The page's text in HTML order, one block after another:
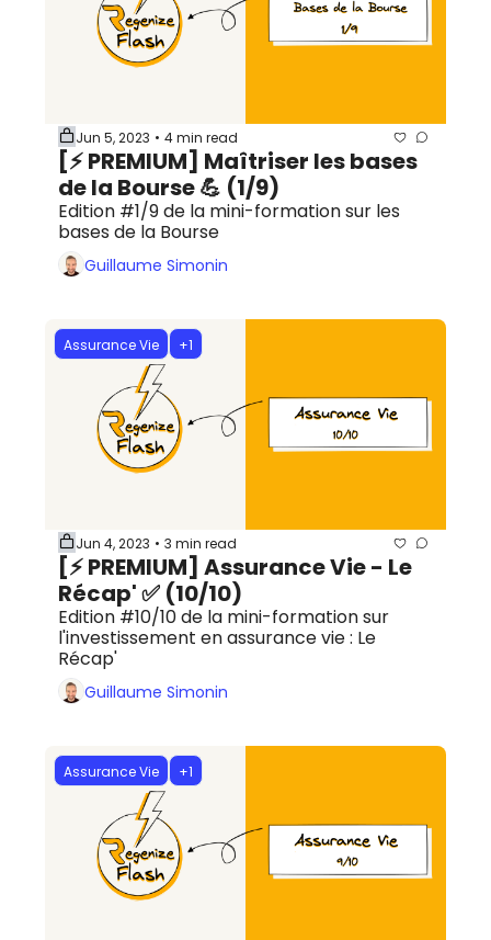
Jun 5, 2023 • 4 min read
[⚡️ PREMIUM] Maîtriser les bases
de la Bourse 💪 (1/9)
Edition #1/9 de la mini-formation sur les
bases de la Bourse
Guillaume Simonin
Assurance Vie +1
Jun 4, 2023 • 3 min read
[⚡️ PREMIUM] Assurance Vie - Le
Récap' ✅ (10/10)
Edition #10/10 de la mini-formation sur
l'investissement en assurance vie : Le
Récap'
Guillaume Simonin
Assurance Vie +1